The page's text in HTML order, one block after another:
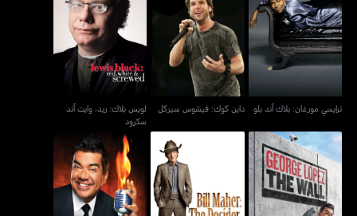
ترايسي مورغان: بلاك آند بلو
ترايسي مورغان: بلاك آند بلو
داين كوك: فيشوس سيركل
داين كوك: فيشوس سيركل
لويس بلاك: ريد، وايت آند
سكرود
لويس بلاك: ريد، وايت آند
سكرود
جورج لوبيز: ذا وول بيل ماهر: ذا ديسايدر
جورج لوبيز: إتس نت مي
إتس يو